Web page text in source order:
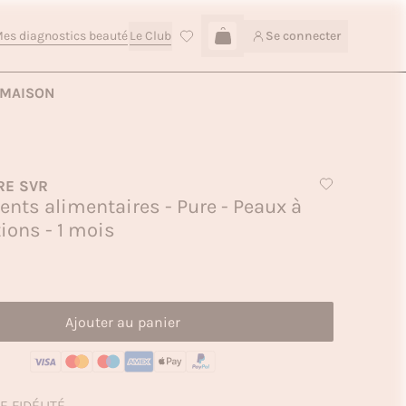
diagnostics beautéLe Club Se connecter
Connexion
MAISON
SVR
alimentaires - Pure - Peaux à
- 1 mois
Ajouter au panier
Ajouter au panier — 26,90€